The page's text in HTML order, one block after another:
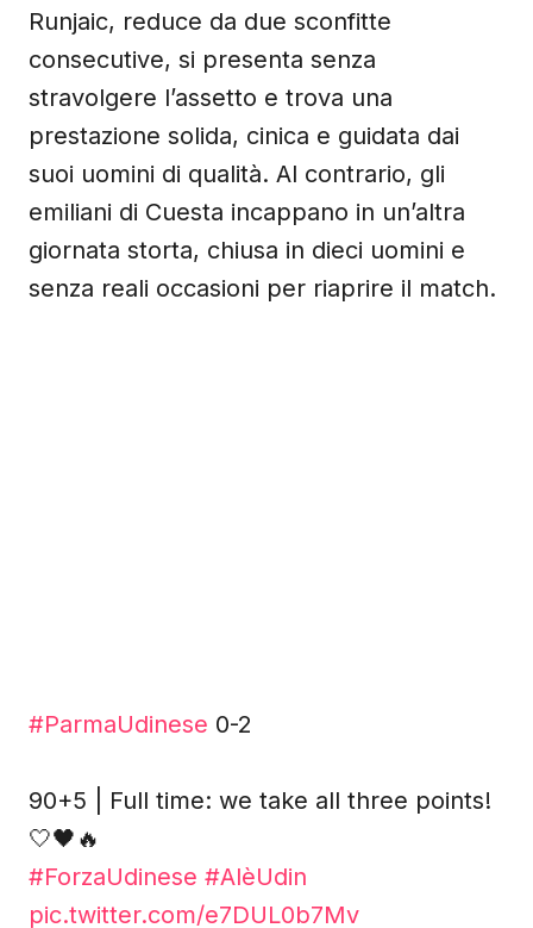
Runjaic, reduce da due sconfitte
consecutive, si presenta senza
stravolgere l’assetto e trova una
prestazione solida, cinica e guidata dai
suoi uomini di qualità. Al contrario, gli
emiliani di Cuesta incappano in un’altra
giornata storta, chiusa in dieci uomini e
senza reali occasioni per riaprire il match.
#ParmaUdinese 0-2
90+5 | Full time: we take all three points!
🤍🖤🔥
#ForzaUdinese #AlèUdin
pic.twitter.com/e7DUL0b7Mv